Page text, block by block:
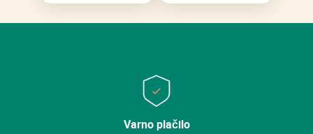
Oprostite, sorte ni več v katalogu.
Varno plačilo